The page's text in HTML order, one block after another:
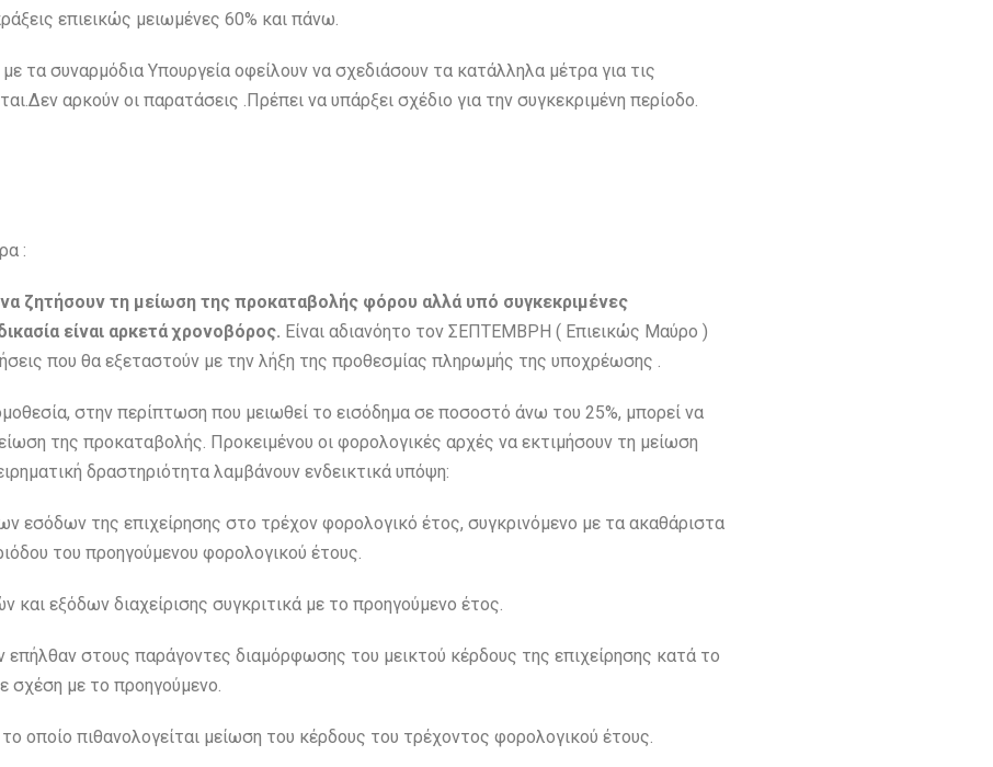
επιεικώς μειωμένες 60% και πάνω.
τα συναρμόδια Υπουργεία οφείλουν να σχεδιάσουν τα κατάλληλα μέτρα για τις
αρκούν οι παρατάσεις .Πρέπει να υπάρξει σχέδιο για την συγκεκριμένη περίοδο.
:
να ζητήσουν τη μείωση της προκαταβολής φόρου αλλά υπό συγκεκριμένες
είναι αρκετά χρονοβόρος. Είναι αδιανόητο τον ΣΕΠΤΕΜΒΡΗ ( Επιεικώς Μαύρο )
που θα εξεταστούν με την λήξη της προθεσμίας πληρωμής της υποχρέωσης .
στην περίπτωση που μειωθεί το εισόδημα σε ποσοστό άνω του 25%, μπορεί να
της προκαταβολής. Προκειμένου οι φορολογικές αρχές να εκτιμήσουν τη μείωση
δραστηριότητα λαμβάνουν ενδεικτικά υπόψη:
εσόδων της επιχείρησης στο τρέχον φορολογικό έτος, συγκρινόμενο με τα ακαθάριστα
του προηγούμενου φορολογικού έτους.
εξόδων διαχείρισης συγκριτικά με το προηγούμενο έτος.
επήλθαν στους παράγοντες διαμόρφωσης του μεικτού κέρδους της επιχείρησης κατά το
σχέση με το προηγούμενο.
οποίο πιθανολογείται μείωση του κέρδους του τρέχοντος φορολογικού έτους.